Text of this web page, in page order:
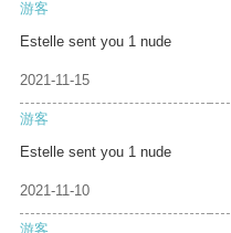
游客
Estelle sent you 1 nude
2021-11-15
游客
Estelle sent you 1 nude
2021-11-10
游客